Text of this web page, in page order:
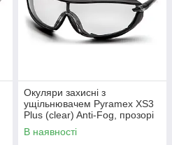
Окуляри захисні з
ущільнювачем Pyramex XS3
Plus (clear) Anti-Fog, прозорі
В наявності